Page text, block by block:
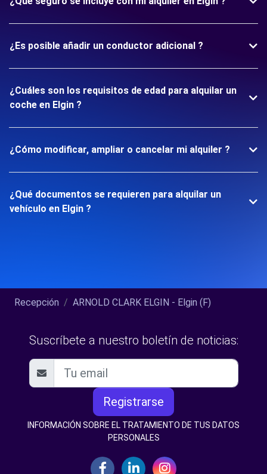
¿Es posible añadir un conductor adicional ?
¿Cuáles son los requisitos de edad para alquilar un
coche en Elgin ?
¿Cómo modificar, ampliar o cancelar mi alquiler ?
¿Qué documentos se requieren para alquilar un
vehículo en Elgin ?
Recepción ARNOLD CLARK ELGIN - Elgin (F)
Suscríbete a nuestro boletín de noticias:
Registrarse
INFORMACIÓN SOBRE EL TRATAMIENTO DE TUS DATOS
PERSONALES